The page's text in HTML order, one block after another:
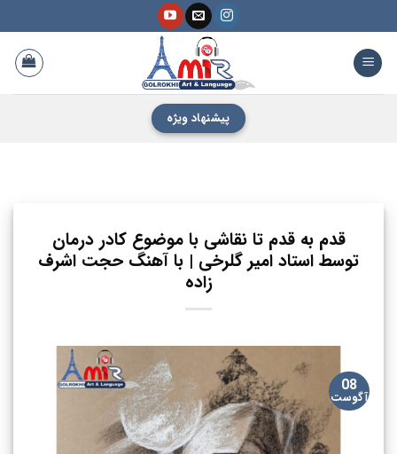
به
محتوا
پیشنهاد ویژه
قدم به قدم تا نقاشی با موضوع کادر درمان
توسط استاد امیر گلرخی | با آهنگ حجت اشرف
زاده
08
آگوست